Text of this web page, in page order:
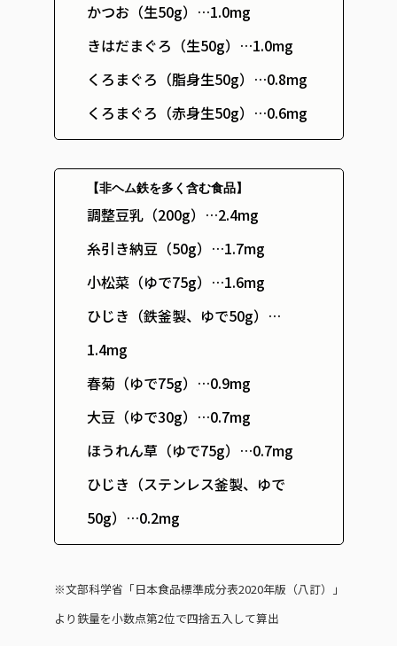
かつお（生50g）…1.0mg
きはだまぐろ（生50g）…1.0mg
くろまぐろ（脂身生50g）…0.8mg
くろまぐろ（赤身生50g）…0.6mg
【非ヘム鉄を多く含む食品】
調整豆乳（200g）…2.4mg
糸引き納豆（50g）…1.7mg
小松菜（ゆで75g）…1.6mg
ひじき（鉄釜製、ゆで50g）…
1.4mg
春菊（ゆで75g）…0.9mg
大豆（ゆで30g）…0.7mg
ほうれん草（ゆで75g）…0.7mg
ひじき（ステンレス釜製、ゆで
50g）…0.2mg
※文部科学省「日本食品標準成分表2020年版（八訂）」
より鉄量を小数点第2位で四捨五入して算出